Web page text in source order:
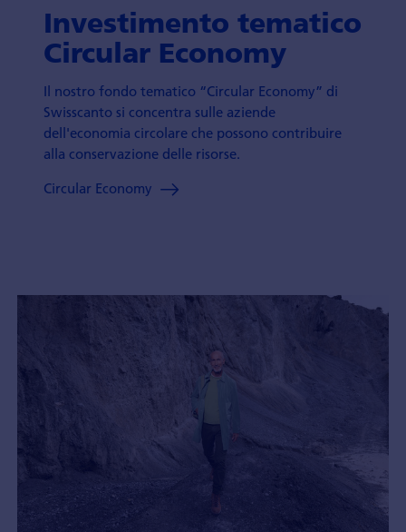
Investimento tematico
Circular Economy
Il nostro fondo tematico “Circular Economy” di
Swisscanto si concentra sulle aziende
dell'economia circolare che possono contribuire
alla conservazione delle risorse.
Circular Economy